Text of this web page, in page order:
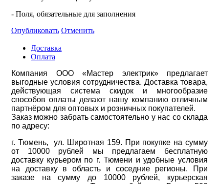
- Поля, обязательные для заполнения
Опубликовать Отменить
Доставка
Оплата
Компания ООО «Мастер электрик» предлагает
выгодные условия сотрудничества. Доставка товара,
действующая система скидок и многообразие
способов оплаты делают нашу компанию отличным
партнёром для оптовых и розничных покупателей.
Заказ можно забрать самостоятельно у нас со склада
по адресу:
г. Тюмень, ул. Широтная 159. При покупке на сумму
от 10000 рублей мы предлагаем бесплатную
доставку курьером по г. Тюмени и удобные условия
на доставку в область и соседние регионы. При
заказе на сумму до 10000 рублей, курьерская